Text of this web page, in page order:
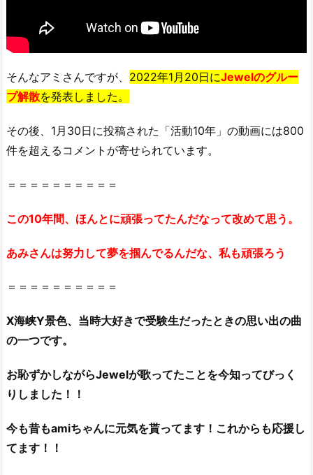
そんなアミさんですが、 2022年1月20日にJewelのグルー
プ解散を発表しました。
その後、1月30日に投稿された「活動10年」の動画には800
件を超えるコメントが寄せられています。
＝＝＝＝＝＝＝＝＝＝
この10年間、ほんとに頑張ってたんだなって改めて思う。
あみさんは努力して夢を掴んでるんだな、私も頑張ろう
＝＝＝＝＝＝＝＝＝＝
X海峡Y景色、当時大好きで受験生だったときの思い出の曲
の一つです。
お恥ずかしながらJewelが歌ってたことを今知ってびっく
りしました！！
今も昔もamiちゃんに元気を貰ってます！これからも応援し
てます！！